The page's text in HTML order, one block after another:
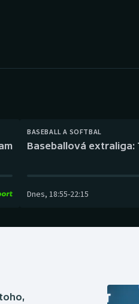
Plážový volejbal
BASEBALL A SOFTBAL
Baseballová extraliga:
Dnes, 18:55-22:15